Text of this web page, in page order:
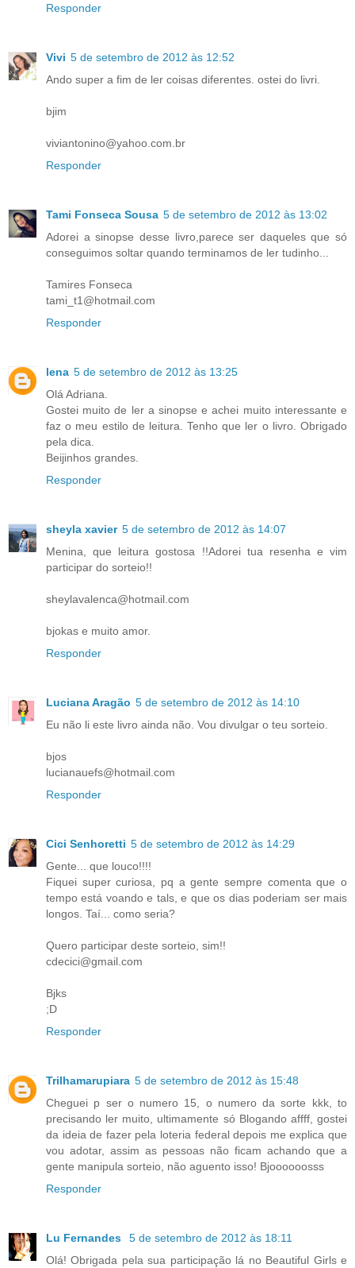
Responder
Vivi 5 de setembro de 2012 às 12:52
Ando super a fim de ler coisas diferentes. ostei do livri.
bjim
viviantonino@yahoo.com.br
Responder
Tami Fonseca Sousa 5 de setembro de 2012 às 13:02
Adorei a sinopse desse livro,parece ser daqueles que só
conseguimos soltar quando terminamos de ler tudinho...
Tamires Fonseca
tami_t1@hotmail.com
Responder
lena 5 de setembro de 2012 às 13:25
Olá Adriana.
Gostei muito de ler a sinopse e achei muito interessante e
faz o meu estilo de leitura. Tenho que ler o livro. Obrigado
pela dica.
Beijinhos grandes.
Responder
sheyla xavier 5 de setembro de 2012 às 14:07
Menina, que leitura gostosa !!Adorei tua resenha e vim
participar do sorteio!!
sheylavalenca@hotmail.com
bjokas e muito amor.
Responder
Luciana Aragão 5 de setembro de 2012 às 14:10
Eu não li este livro ainda não. Vou divulgar o teu sorteio.
bjos
lucianauefs@hotmail.com
Responder
Cici Senhoretti 5 de setembro de 2012 às 14:29
Gente... que louco!!!!
Fiquei super curiosa, pq a gente sempre comenta que o
tempo está voando e tals, e que os dias poderiam ser mais
longos. Taí... como seria?
Quero participar deste sorteio, sim!!
cdecici@gmail.com
Bjks
;D
Responder
Trilhamarupiara 5 de setembro de 2012 às 15:48
Cheguei p ser o numero 15, o numero da sorte kkk, to
precisando ler muito, ultimamente só Blogando affff, gostei
da ideia de fazer pela loteria federal depois me explica que
vou adotar, assim as pessoas não ficam achando que a
gente manipula sorteio, não aguento isso! Bjoooooosss
Responder
Lu Fernandes
5 de setembro de 2012 às 18:11
Olá! Obrigada pela sua participação lá no Beautiful Girls e